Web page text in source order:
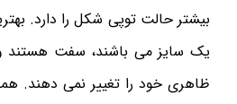
بیشتر حالت توپی شکل را دارد.
یک سایز می باشند، سفت هستند
ظاهری خود را تغییر نمی دهند.